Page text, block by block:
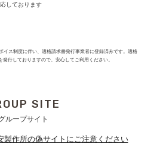
しております
イス制度に伴い、適格請求書発行事業者に登録済みです。適格
行しておりますので、安心してご利用ください。
SITE
ループサイト
製作所の偽サイトにご注意ください